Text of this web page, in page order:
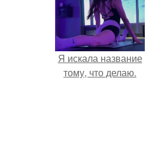
Я искала название
тому, что делаю.